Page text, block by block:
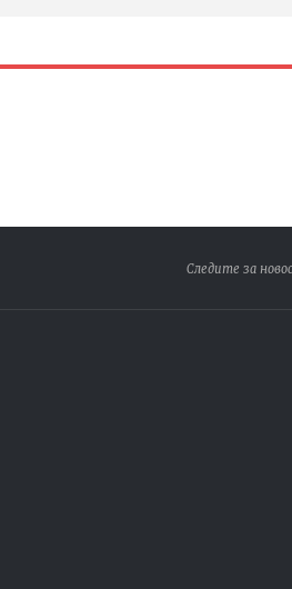
Следите за